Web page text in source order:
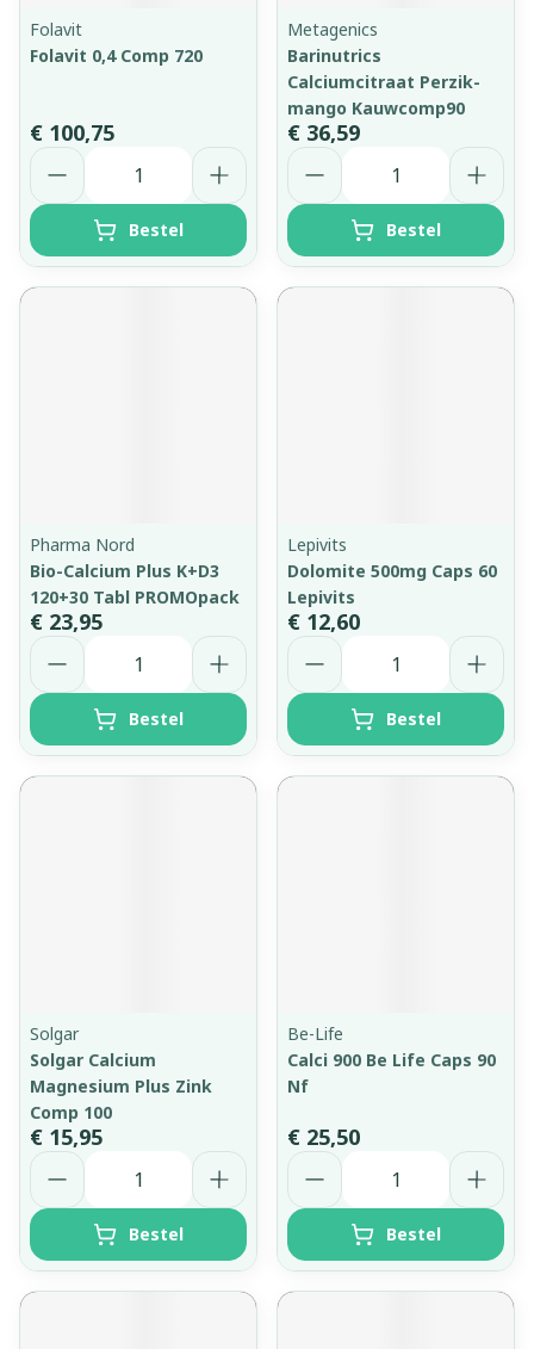
Folavit
Folavit 0,4 Comp 720
€ 100,75
Aantal
Bestel
Metagenics
Barinutrics
Calciumcitraat Perzik-
mango Kauwcomp90
€ 36,59
Aantal
Bestel
Pharma Nord
Bio-Calcium Plus K+D3
120+30 Tabl PROMOpack
€ 23,95
Aantal
Bestel
Lepivits
Dolomite 500mg Caps 60
Lepivits
€ 12,60
Aantal
Bestel
Solgar
Solgar Calcium
Magnesium Plus Zink
Comp 100
€ 15,95
Aantal
Bestel
Be-Life
Calci 900 Be Life Caps 90
Nf
€ 25,50
Aantal
Bestel